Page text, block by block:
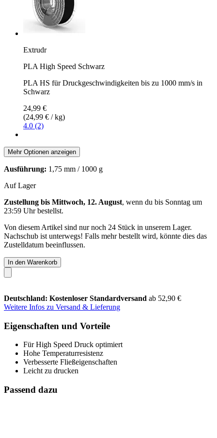
Extrudr
PLA High Speed Schwarz
PLA HS für Druckgeschwindigkeiten bis zu 1000 mm/s in
Schwarz
24,99 €
(24,99 € / kg)
4.0 (2)
Mehr Optionen anzeigen
Ausführung: 1,75 mm / 1000 g
Auf Lager
Zustellung bis Mittwoch, 12. August, wenn du bis Sonntag um
23:59 Uhrbestellst.
Von diesem Artikel sind nur noch 24 Stück in unserem Lager.
Nachschub ist unterwegs! Falls mehr bestellt wird, könnte dies das
Zustelldatum beeinflussen.
In den Warenkorb
Deutschland: Kostenloser Standardversand ab 52,90 €
Weitere Infos zu Versand & Lieferung
Eigenschaften und Vorteile
Für High Speed Druck optimiert
Hohe Temperaturresistenz
Verbesserte Fließeigenschaften
Leicht zu drucken
Passend dazu